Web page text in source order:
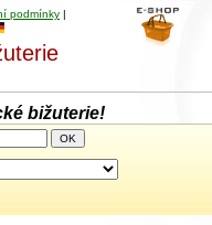
podmínky |
bižuterie!